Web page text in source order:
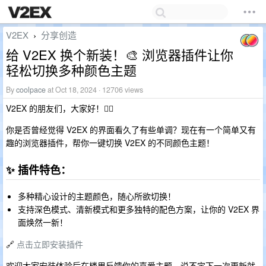
V2EX › 分享创造
给 V2EX 换个新装！🎨 浏览器插件让你
轻松切换多种颜色主题
Bycoolpaceat Oct 18, 2024 · 12706 views
V2EX 的朋友们，大家好！🙋‍♂️
你是否曾经觉得 V2EX 的界面看久了有些单调？现在有一个简单又有
趣的浏览器插件，帮你一键切换 V2EX 的不同颜色主题！
✨ 插件特色：
多种精心设计的主题颜色，随心所欲切换！
支持深色模式、清新模式和更多独特的配色方案，让你的 V2EX 界
面焕然一新！
🔗 点击立即安装插件